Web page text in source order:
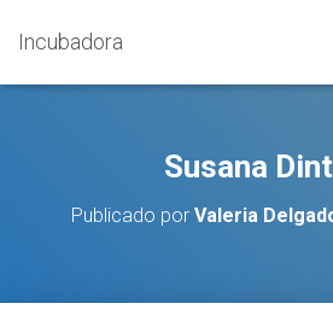
Incubadora
Susana
Publicado por Valeria